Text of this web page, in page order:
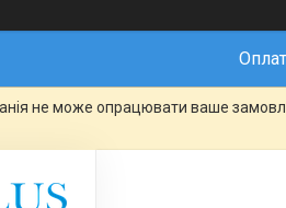
не може опрацювати ваше